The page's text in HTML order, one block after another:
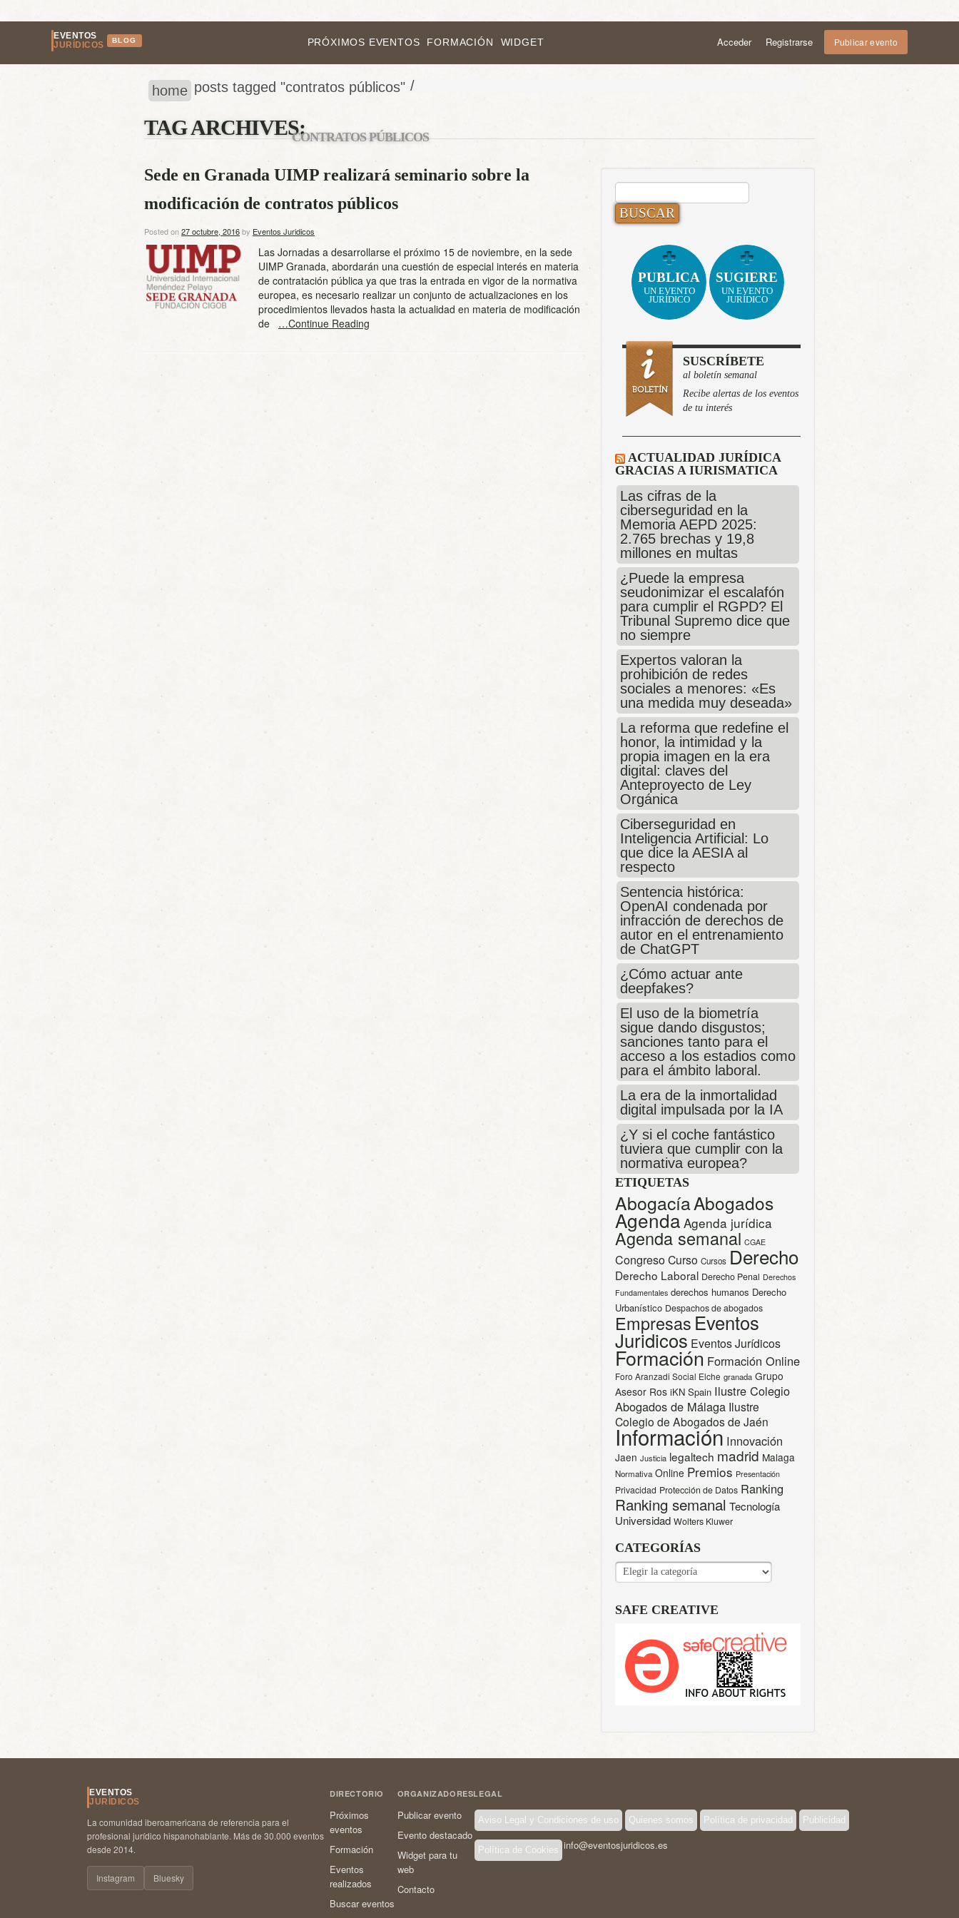
EVENTOS
JURÍDICOS
BLOG PRÓXIMOS EVENTOS FORMACIÓN WIDGET Acceder Registrarse Publicar evento
home /
posts tagged "contratos públicos"
TAG ARCHIVES:CONTRATOS PÚBLICOS
Sede en Granada UIMP realizará seminario sobre la
modificación de contratos públicos
Posted on27 octubre, 2016by Eventos Juridicos
Las Jornadas a desarrollarse el próximo 15 de noviembre, en la sede
UIMP Granada, abordarán una cuestión de especial interés en materia
de contratación pública ya que tras la entrada en vigor de la normativa
europea, es necesario realizar un conjunto de actualizaciones en los
procedimientos llevados hasta la actualidad en materia de modificación
de …Continue Reading
BUSCAR:
PUBLICA
UN EVENTO
JURÍDICO
SUGIERE
UN EVENTO
JURÍDICO
SUSCRÍBETE
al boletín semanal
Recibe alertas de los eventos
de tu interés
ACTUALIDAD JURÍDICA
GRACIAS A IURISMATICA
Las cifras de la
ciberseguridad en la
Memoria AEPD 2025:
2.765 brechas y 19,8
millones en multas
¿Puede la empresa
seudonimizar el escalafón
para cumplir el RGPD? El
Tribunal Supremo dice que
no siempre
Expertos valoran la
prohibición de redes
sociales a menores: «Es
una medida muy deseada»
La reforma que redefine el
honor, la intimidad y la
propia imagen en la era
digital: claves del
Anteproyecto de Ley
Orgánica
Ciberseguridad en
Inteligencia Artificial: Lo
que dice la AESIA al
respecto
Sentencia histórica:
OpenAI condenada por
infracción de derechos de
autor en el entrenamiento
de ChatGPT
¿Cómo actuar ante
deepfakes?
El uso de la biometría
sigue dando disgustos;
sanciones tanto para el
acceso a los estadios como
para el ámbito laboral.
La era de la inmortalidad
digital impulsada por la IA
¿Y si el coche fantástico
tuviera que cumplir con la
normativa europea?
ETIQUETAS
AbogacíaAbogados
Agenda Agenda jurídica
Agenda semanal CGAE
CongresoCurso Cursos Derecho
Derecho Laboral Derecho Penal Derechos
Fundamentales derechos humanos Derecho
Urbanístico Despachos de abogados
Empresas Eventos
Juridicos Eventos Jurídicos
Formación Formación Online
Foro Aranzadi Social Elche granada Grupo
Asesor Ros iKN Spain Ilustre Colegio
Abogados de Málaga Ilustre
Colegio de Abogados de Jaén
Información Innovación
Jaen Justicia legaltech madrid Malaga
Normativa Online Premios Presentación
Privacidad Protección de Datos Ranking
Ranking semanal Tecnología
Universidad Wolters Kluwer
CATEGORÍAS
CATEGORÍAS
SAFE CREATIVE
EVENTOS
JURÍDICOS
La comunidad iberoamericana de referencia para el
profesional jurídico hispanohablante. Más de 30.000 eventos
desde 2014.
Instagram Bluesky
DIRECTORIO
Próximos
eventos
Formación
Eventos
realizados
Buscar eventos
ORGANIZADORES
Publicar evento
Evento destacado
Widget para tu
web
Contacto
LEGAL
Aviso Legal y Condiciones de uso Quienes somos Política de privacidad Publicidad
Política de Cookies info@eventosjuridicos.es